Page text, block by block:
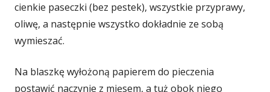
cienkie paseczki (bez pestek), wszystkie przyprawy,
oliwę, a następnie wszystko dokładnie ze sobą
wymieszać.
Na blaszkę wyłożoną papierem do pieczenia
postawić naczynie z mięsem, a tuż obok niego